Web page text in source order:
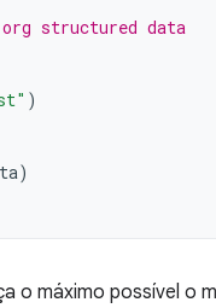
structured data
)
)
o máximo possível o